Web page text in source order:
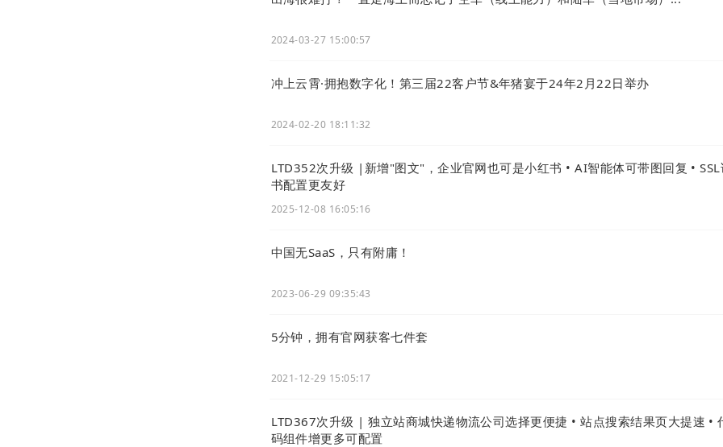
2024-03-27 15:00:57
冲上云霄·拥抱数字化！第三届22客户节&年猪宴于24年2月22日举办
2024-02-20 18:11:32
LTD352次升级 |新增"图文"，企业官网也可是小红书 • AI智能体可带图回复 •
书配置更友好
2025-12-08 16:05:16
中国无SaaS，只有附庸！
2023-06-29 09:35:43
5分钟，拥有官网获客七件套
2021-12-29 15:05:17
LTD367次升级 | 独立站商城快递物流公司选择更便捷 • 站点搜索结果页大提速 •
码组件增更多可配置